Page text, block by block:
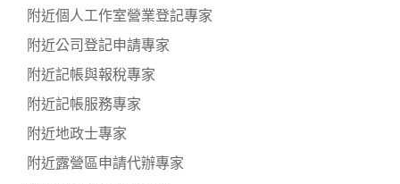
附近個人工作室營業登記專家
附近公司登記申請專家
附近記帳與報稅專家
附近記帳服務專家
附近地政士專家
附近露營區申請代辦專家